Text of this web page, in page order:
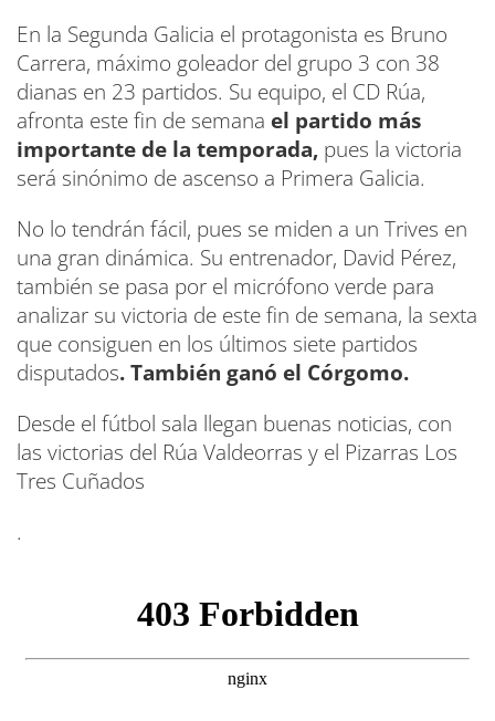
En la Segunda Galicia el protagonista es Bruno
Carrera, máximo goleador del grupo 3 con 38
dianas en 23 partidos. Su equipo, el CD Rúa,
afronta este fin de semana el partido más
importante de la temporada, pues la victoria
será sinónimo de ascenso a Primera Galicia.
No lo tendrán fácil, pues se miden a un Trives en
una gran dinámica. Su entrenador, David Pérez,
también se pasa por el micrófono verde para
analizar su victoria de este fin de semana, la sexta
que consiguen en los últimos siete partidos
disputados. También ganó el Córgomo.
Desde el fútbol sala llegan buenas noticias, con
las victorias del Rúa Valdeorras y el Pizarras Los
Tres Cuñados
.